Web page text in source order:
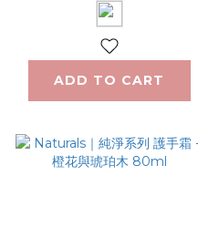
ADD TO CART